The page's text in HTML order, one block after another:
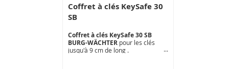
Coffret à clés KeySafe 30
SB
Coffret à clés KeySafe 30 SB
BURG-WÄCHTER pour les clés
jusqu'à 9 cm de long .